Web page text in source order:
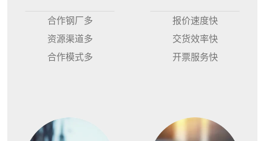
合作钢厂多
资源渠道多
合作模式多
报价速度快
交货效率快
开票服务快